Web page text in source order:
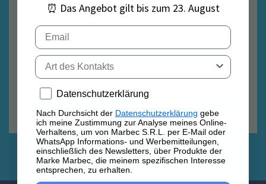
meine Zustimmung zur Analyse meines Online-
Verhaltens, um von Marbec S.R.L. per E-Mail oder
WhatsApp Informations- und Werbemitteilungen,
einschließlich des Newsletters, über Produkte der
Marke Marbec, die meinem spezifischen Interesse
entsprechen, zu erhalten.
⏰ Das Angebot gilt bis zum 23. August
Email
Tipo di contatto
Privacy policy
Datenschutzerklärung
Nach Durchsicht der Datenschutzerklärung gebe
ich meine Zustimmung zur Analyse meines Online-
Verhaltens, um von Marbec S.R.L. per E-Mail oder
WhatsApp Informations- und Werbemitteilungen,
einschließlich des Newsletters, über Produkte der
Marke Marbec, die meinem spezifischen Interesse
entsprechen, zu erhalten.